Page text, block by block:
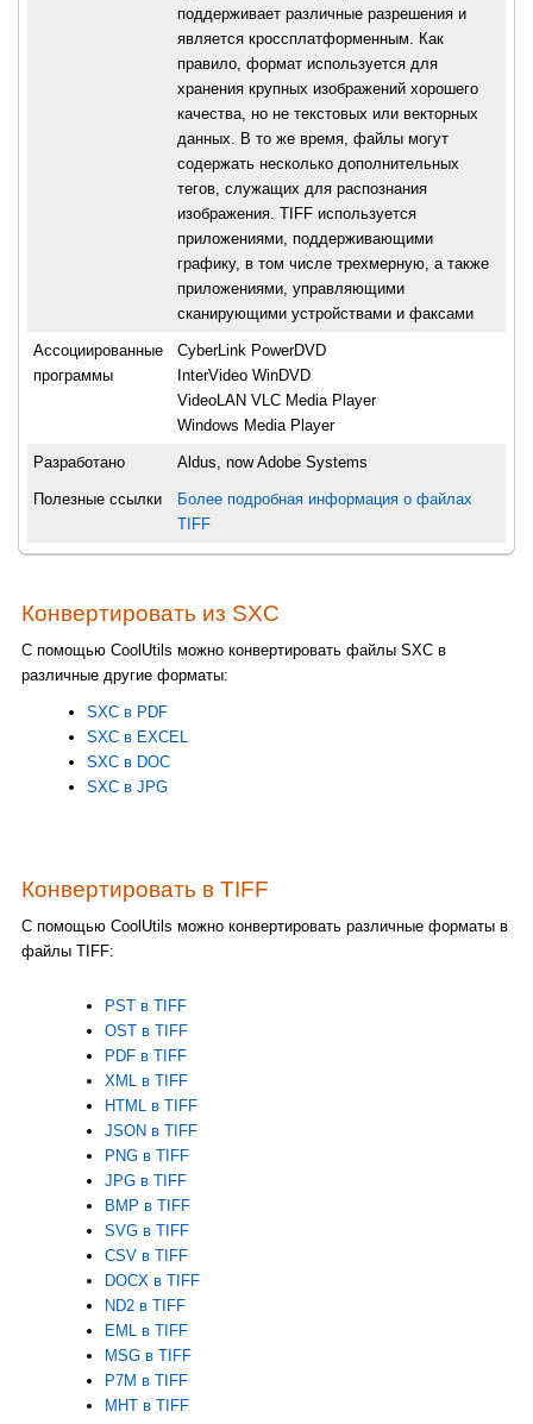
поддерживает различные разрешения и
является кроссплатформенным. Как
правило, формат используется для
хранения крупных изображений хорошего
качества, но не текстовых или векторных
данных. В то же время, файлы могут
содержать несколько дополнительных
тегов, служащих для распознания
изображения. TIFF используется
приложениями, поддерживающими
графику, в том числе трехмерную, а также
приложениями, управляющими
сканирующими устройствами и факсами
Ассоциированные
программы
CyberLink PowerDVD
InterVideo WinDVD
VideoLAN VLC Media Player
Windows Media Player
Разработано Aldus, now Adobe Systems
Полезные ссылки
Более подробная информация о файлах
TIFF
Конвертировать из SXC
С помощью CoolUtils можно конвертировать файлы SXC в
различные другие форматы:
SXC в PDF
SXC в EXCEL
SXC в DOC
SXC в JPG
Конвертировать в TIFF
С помощью CoolUtils можно конвертировать различные форматы в
файлы TIFF:
PST в TIFF
OST в TIFF
PDF в TIFF
XML в TIFF
HTML в TIFF
JSON в TIFF
PNG в TIFF
JPG в TIFF
BMP в TIFF
SVG в TIFF
CSV в TIFF
DOCX в TIFF
ND2 в TIFF
EML в TIFF
MSG в TIFF
P7M в TIFF
MHT в TIFF